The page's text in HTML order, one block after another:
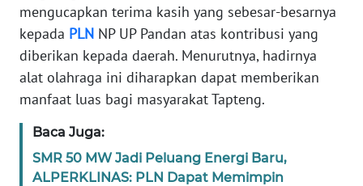
mengucapkan terima kasih yang sebesar-besarnya
kepada PLN NP UP Pandan atas kontribusi yang
diberikan kepada daerah. Menurutnya, hadirnya
alat olahraga ini diharapkan dapat memberikan
manfaat luas bagi masyarakat Tapteng.
Baca Juga:
SMR 50 MW Jadi Peluang Energi Baru,
ALPERKLINAS: PLN Dapat Memimpin
WN
JABAR
WN
BANTEN
WN
NTT